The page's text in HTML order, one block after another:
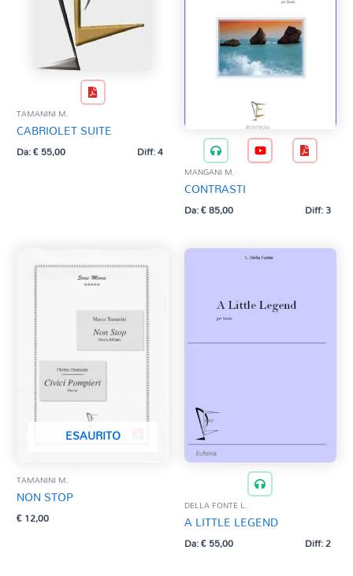
TAMANINI M.
CABRIOLET SUITE
Da:€55,00 Diff: 4
MANGANI M.
CONTRASTI
Da:€85,00 Diff: 3
ESAURITO
TAMANINI M.
NON STOP
€12,00
DELLA FONTE L.
A LITTLE LEGEND
Da:€55,00 Diff: 2